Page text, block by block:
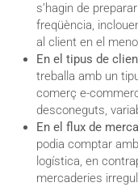
s’hagin de
freqüència,
al client en el
En el tipus de
treballa amb un
comerç e-
desconeguts,
En el flux de
podia comptar
logística, en
mercaderies